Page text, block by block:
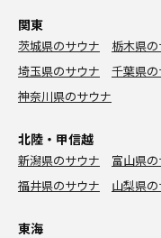
関東
茨城県のサウナ 栃木県
埼玉県のサウナ
千葉県
神奈川県のサウナ
北陸・甲信越
新潟県のサウナ 富山県
福井県のサウナ
山梨県
東海